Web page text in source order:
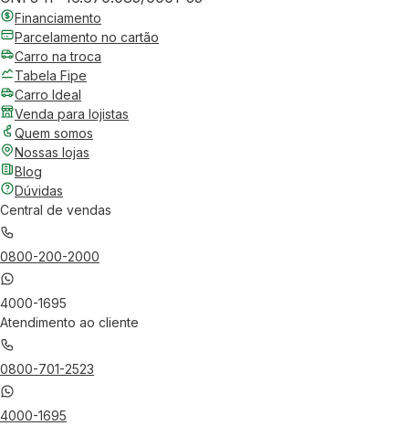
Financiamento
Parcelamento no cartão
Carro na troca
Tabela Fipe
Carro Ideal
Venda para lojistas
Quem somos
Nossas lojas
Blog
Dúvidas
Central de vendas
0800-200-2000
4000-1695
Atendimento ao cliente
0800-701-2523
4000-1695